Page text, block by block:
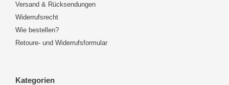
Versand & Rücksendungen
Widerrufsrecht
Wie bestellen?
Retoure- und Widerrufsformular
Kategorien